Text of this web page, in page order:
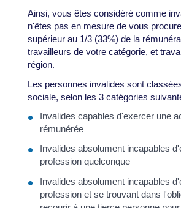
Ainsi, vous êtes considéré comme
n'êtes pas en mesure de vous
supérieur au 1/3 (33%) de la
travailleurs de votre catégorie, et
région.
Les personnes invalides sont
sociale, selon les 3 catégories
Invalides capables d'exercer une
rémunérée
Invalides absolument incapables
profession quelconque
Invalides absolument incapables
profession et se trouvant dans